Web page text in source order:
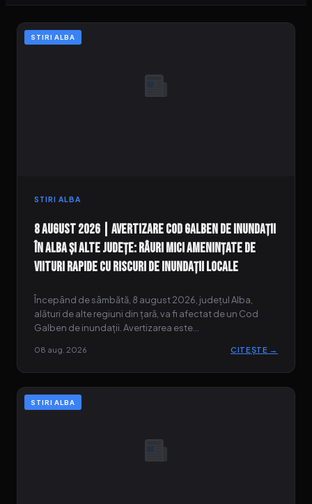
STIRI ALBA
STIRI ALBA
8 august 2026 | Avertizare Cod Galben de inundații
în Alba și alte județe: Râuri mici amenințate de
viituri rapide cu riscuri de inundații locale
Începând de sâmbătă, 8 august 2026, județul Alba,
alături de alte regiuni din țară, va fi afectat de un Cod
Galben de inundații. Avertizarea este…
08 aug. 2026 CITEȘTE →
STIRI ALBA